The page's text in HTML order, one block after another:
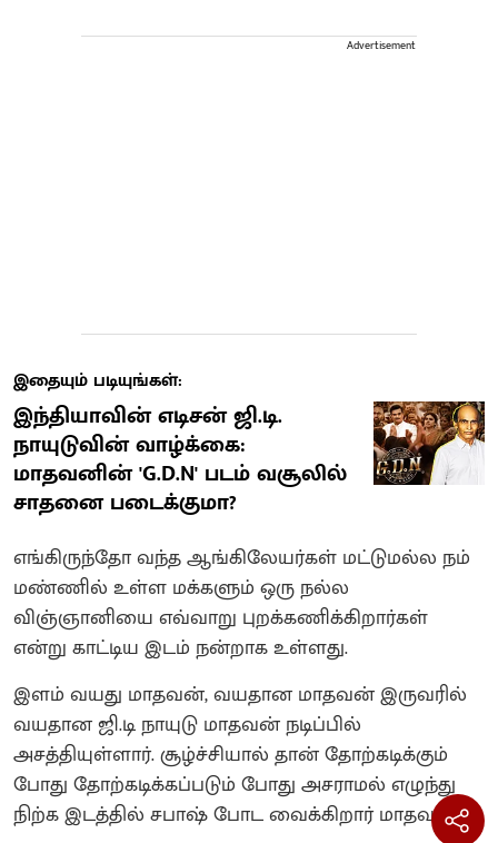
Advertisement
இதையும் படியுங்கள்:
இந்தியாவின் எடிசன் ஜி.டி.
நாயுடுவின் வாழ்க்கை:
மாதவனின் 'G.D.N' படம் வசூலில்
சாதனை படைக்குமா?
எங்கிருந்தோ வந்த ஆங்கிலேயர்கள் மட்டுமல்ல நம்
மண்ணில் உள்ள மக்களும் ஒரு நல்ல
விஞ்ஞானியை எவ்வாறு புறக்கணிக்கிறார்கள்
என்று காட்டிய இடம் நன்றாக உள்ளது.
இளம் வயது மாதவன், வயதான மாதவன் இருவரில்
வயதான ஜி.டி நாயுடு மாதவன் நடிப்பில்
அசத்தியுள்ளார். சூழ்ச்சியால் தான் தோற்கடிக்கும்
போது தோற்கடிக்கப்படும் போது அசராமல் எழுந்து
நிற்க இடத்தில் சபாஷ் போட வைக்கிறார் மாதவன்.